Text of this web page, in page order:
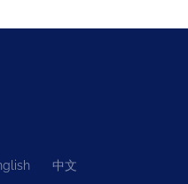
中文